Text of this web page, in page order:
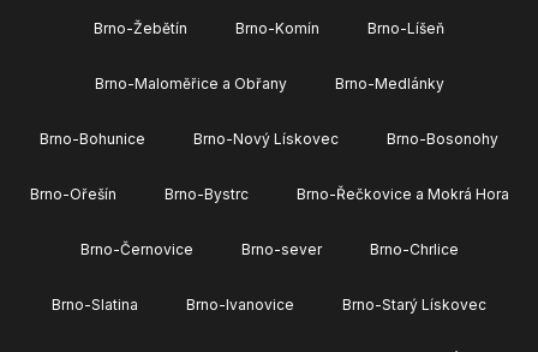
Brno-Žebětín Brno-Komín Brno-Líšeň
Brno-Maloměřice a Obřany Brno-Medlánky
Brno-Bohunice Brno-Nový Lískovec Brno-Bosonohy
Brno-Ořešín Brno-Bystrc Brno-Řečkovice a Mokrá Hora
Brno-Černovice Brno-sever Brno-Chrlice
Brno-Slatina Brno-Ivanovice Brno-Starý Lískovec